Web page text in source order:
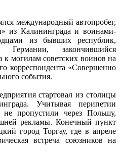
международный автопробег,
из Калининграда и воинами-
из бывших республик,
закончившийся
к могилам советских воинов на
корреспондента «Совершенно
события.
стартовал из столицы
Учитывая перипетии
пропустили через Польшу,
рекламы. Конечный пункт
город Торгау, где в апреле
встреча союзников на